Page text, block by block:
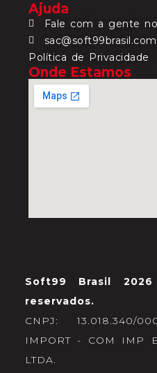
Ajuda
Fale com a gente
Política de Privacidade
Onde Estamos
Soft99 Brasil
reservados.
CNPJ: 13.018.340/
IMPORT - COM IMP
LTDA.